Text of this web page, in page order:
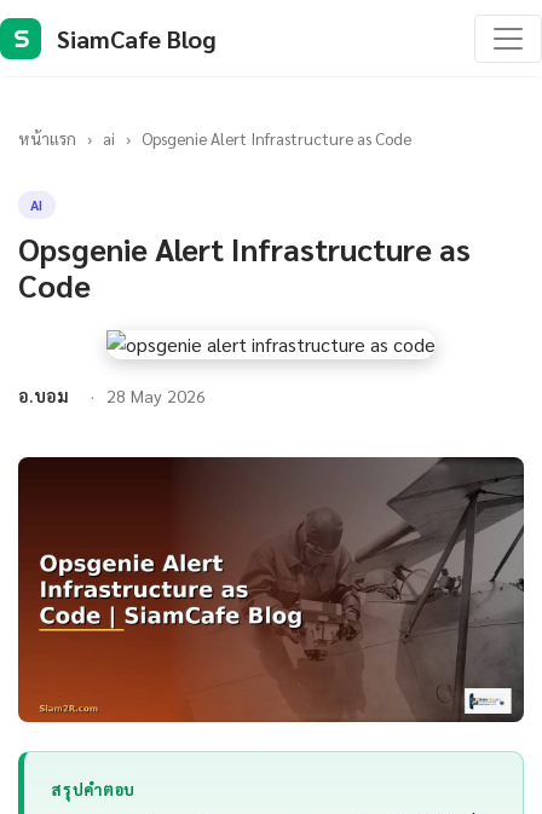
S SiamCafe Blog
หน้าแรก › ai › Opsgenie Alert Infrastructure as Code
AI
Opsgenie Alert Infrastructure as
Code
อ.บอม 28 May 2026
สรุปคำตอบ